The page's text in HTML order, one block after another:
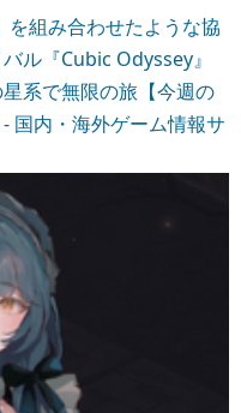
を組み合わせたような協
ル『Cubic Odyssey』
系で無限の旅【今週の
国内・海外ゲーム情報サ